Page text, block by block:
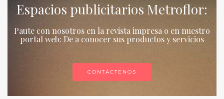
Espacios publicitarios Metroflor:
Paute con nosotros en la revista impresa o en nuestro
portal web: De a conocer sus productos y servicios
CONTÁCTENOS